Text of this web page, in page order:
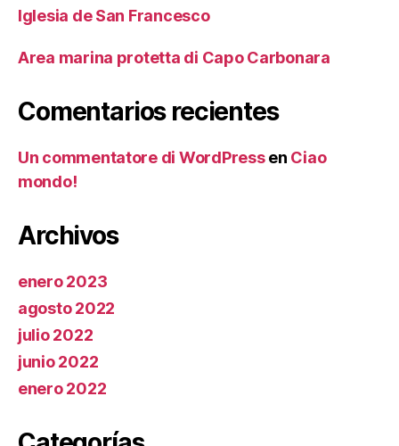
Iglesia de San Francesco
Area marina protetta di Capo Carbonara
Comentarios recientes
Un commentatore di WordPressen Ciao
mondo!
Archivos
enero 2023
agosto 2022
julio 2022
junio 2022
enero 2022